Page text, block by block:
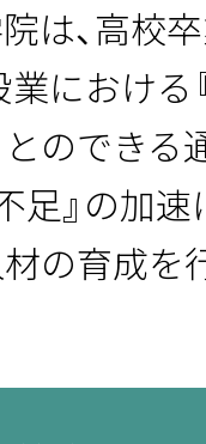
は、高校
における
のできる
足』の加
の育成を